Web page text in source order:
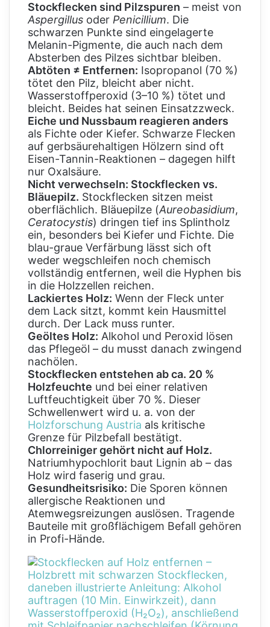
Stockflecken sind Pilzspuren – meist von
Aspergillus oder Penicillium. Die
schwarzen Punkte sind eingelagerte
Melanin-Pigmente, die auch nach dem
Absterben des Pilzes sichtbar bleiben.
Abtöten ≠ Entfernen: Isopropanol (70 %)
tötet den Pilz, bleicht aber nicht.
Wasserstoffperoxid (3–10 %) tötet und
bleicht. Beides hat seinen Einsatzzweck.
Eiche und Nussbaum reagieren anders
als Fichte oder Kiefer. Schwarze Flecken
auf gerbsäurehaltigen Hölzern sind oft
Eisen-Tannin-Reaktionen – dagegen hilft
nur Oxalsäure.
Nicht verwechseln: Stockflecken vs.
Bläuepilz. Stockflecken sitzen meist
oberflächlich. Bläuepilze (Aureobasidium,
Ceratocystis) dringen tief ins Splintholz
ein, besonders bei Kiefer und Fichte. Die
blau-graue Verfärbung lässt sich oft
weder wegschleifen noch chemisch
vollständig entfernen, weil die Hyphen bis
in die Holzzellen reichen.
Lackiertes Holz: Wenn der Fleck unter
dem Lack sitzt, kommt kein Hausmittel
durch. Der Lack muss runter.
Geöltes Holz: Alkohol und Peroxid lösen
das Pflegeöl – du musst danach zwingend
nachölen.
Stockflecken entstehen ab ca. 20 %
Holzfeuchte und bei einer relativen
Luftfeuchtigkeit über 70 %. Dieser
Schwellenwert wird u. a. von der
Holzforschung Austria als kritische
Grenze für Pilzbefall bestätigt.
Chlorreiniger gehört nicht auf Holz.
Natriumhypochlorit baut Lignin ab – das
Holz wird faserig und grau.
Gesundheitsrisiko: Die Sporen können
allergische Reaktionen und
Atemwegsreizungen auslösen. Tragende
Bauteile mit großflächigem Befall gehören
in Profi-Hände.